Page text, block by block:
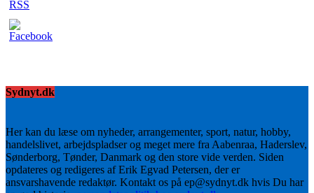
Sydnyt.dk
Her kan du læse om nyheder, arrangementer, sport, natur, hobby,
handelslivet, arbejdspladser og meget mere fra Aabenraa, Haderslev,
Sønderborg, Tønder, Danmark og den store vide verden. Siden
opdateres og redigeres af Erik Egvad Petersen, der er
ansvarshavende redaktør. Kontakt os på ep@sydnyt.dk hvis Du har